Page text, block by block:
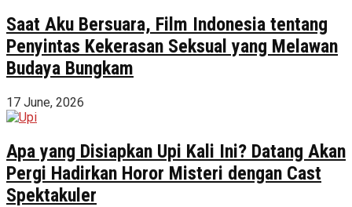
Saat Aku Bersuara, Film Indonesia tentang
Penyintas Kekerasan Seksual yang Melawan
Budaya Bungkam
17 June, 2026
Apa yang Disiapkan Upi Kali Ini? Datang Akan
Pergi Hadirkan Horor Misteri dengan Cast
Spektakuler